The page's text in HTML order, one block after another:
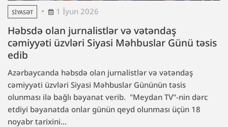
SIYASƏT 1 İyun 2026
Həbsdə olan jurnalistlər və vətəndaş
cəmiyyəti üzvləri Siyasi Məhbuslar Günü təsis
edib
Azərbaycanda həbsdə olan jurnalistlər və vətəndaş
cəmiyyəti üzvləri Siyasi Məhbuslar Gününün təsis
olunması ilə bağlı bəyanat verib. "Meydan TV"-nin dərc
etdiyi bəyanatda onlar günün qeyd olunması üçün 18
noyabr tarixini...